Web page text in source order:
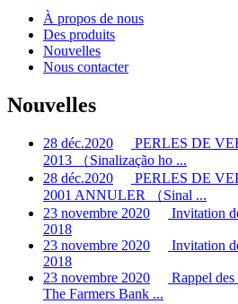
À propos de nous
Des produits
Nouvelles
Nous contacter
Nouvelles
28 déc.2020
PERLES DE
2013 （Sinalização ho ...
28 déc.2020
PERLES DE
2001 ANNULER （Sinal ...
23 novembre 2020
Invitation
2018
23 novembre 2020
Invitation
2018
23 novembre 2020
Rappel
The Farmers Bank ...